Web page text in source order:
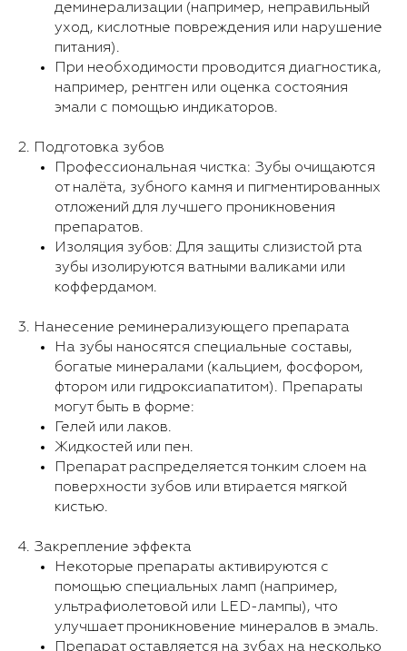
деминерализации (например, неправильный
уход, кислотные повреждения или нарушение
питания).
При необходимости проводится диагностика,
например, рентген или оценка состояния
эмали с помощью индикаторов.
2. Подготовка зубов
Профессиональная чистка: Зубы очищаются
от налёта, зубного камня и пигментированных
отложений для лучшего проникновения
препаратов.
Изоляция зубов: Для защиты слизистой рта
зубы изолируются ватными валиками или
коффердамом.
3. Нанесение реминерализующего препарата
На зубы наносятся специальные составы,
богатые минералами (кальцием, фосфором,
фтором или гидроксиапатитом). Препараты
могут быть в форме:
Гелей или лаков.
Жидкостей или пен.
Препарат распределяется тонким слоем на
поверхности зубов или втирается мягкой
кистью.
4. Закрепление эффекта
Некоторые препараты активируются с
помощью специальных ламп (например,
ультрафиолетовой или LED-лампы), что
улучшает проникновение минералов в эмаль.
Препарат оставляется на зубах на несколько